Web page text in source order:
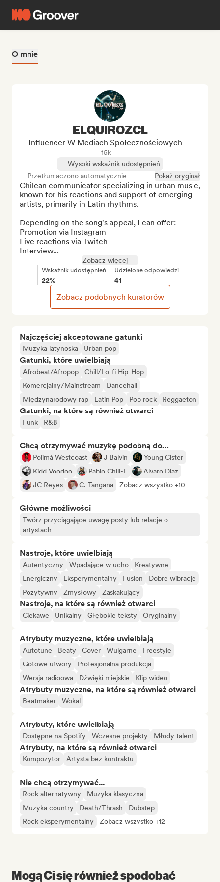
O mnie
Najczęściej akceptowane gatunki
Muzyka latynoska Urban pop
Gatunki, które uwielbiają
Afrobeat/Afropop
Chill/Lo-fi Hip-Hop
Komercjalny/Mainstream
Dancehall
Międzynarodowy rap
Latin Pop Pop rock Reggaeton
Gatunki, na które są również otwarci
Funk R&B
Chcą otrzymywać muzykę podobną do…
Polimá Westcoast J Balvin
Young Cister
Kidd Voodoo
Pablo Chill-E
Alvaro Diaz
JC Reyes
C. Tangana Zobacz wszystko +10
Główne możliwości
Twórz przyciągające uwagę posty lub relacje o
artystach
Nastroje, które uwielbiają
Autentyczny Wpadające w ucho
Kreatywne
Energiczny
Eksperymentalny Fusion
Dobre wibracje
Pozytywny
Zmysłowy Zaskakujący
Nastroje, na które są również otwarci
Ciekawe Unikalny Głębokie teksty Oryginalny
Atrybuty muzyczne, które uwielbiają
Autotune Beaty Cover Wulgarne
Freestyle
Gotowe utwory
Profesjonalna produkcja
Wersja radioowa
Dźwięki miejskie Klip wideo
Atrybuty muzyczne, na które są również otwarci
Beatmaker Wokal
Atrybuty, które uwielbiają
Dostępne na Spotify Wczesne projekty Młody talent
Atrybuty, na które są również otwarci
Kompozytor Artysta bez kontraktu
Nie chcą otrzymywać...
Rock alternatywny
Muzyka klasyczna
Muzyka country
Death/Thrash
Dubstep
Rock eksperymentalny
Zobacz wszystko +12
ELQUIROZCL
Influencer W Mediach Społecznościowych
15k
Wysoki wskaźnik udostępnień
Przetłumaczono automatycznie
Pokaż oryginał
Chilean communicator specializing in urban music,
known for his reactions and support of emerging
artists, primarily in Latin rhythms.
Depending on the song's appeal, I can offer:
Promotion via Instagram
Live reactions via Twitch
Interview...
Zobacz więcej
Wskaźnik udostępnień
22%
Udzielone odpowiedzi
41
Zobacz podobnych kuratorów
Mogą Ci się również spodobać